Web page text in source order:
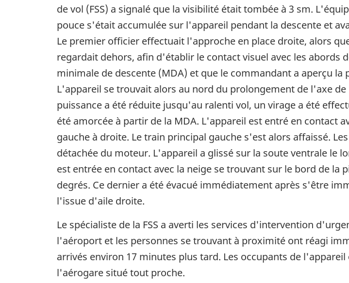
de vol (FSS) a signalé que la visibilité était tombée à 3 sm.
pouce s'était accumulée sur l'appareil pendant la descente et
Le premier officier effectuait l'approche en place droite, alors
regardait dehors, afin d'établir le contact visuel avec les
minimale de descente (MDA) et que le commandant a aperçu
L'appareil se trouvait alors au nord du prolongement de l'axe
puissance a été réduite jusqu'au ralenti vol, un virage a été
été amorcée à partir de la MDA. L'appareil est entré en contact
gauche à droite. Le train principal gauche s'est alors affaissé.
détachée du moteur. L'appareil a glissé sur la soute ventrale le
est entrée en contact avec la neige se trouvant sur le bord de
degrés. Ce dernier a été évacué immédiatement après s'être
l'issue d'aile droite.
Le spécialiste de la FSS a averti les services d'intervention
l'aéroport et les personnes se trouvant à proximité ont réagi
arrivés environ 17 minutes plus tard. Les occupants de
l'aérogare situé tout proche.